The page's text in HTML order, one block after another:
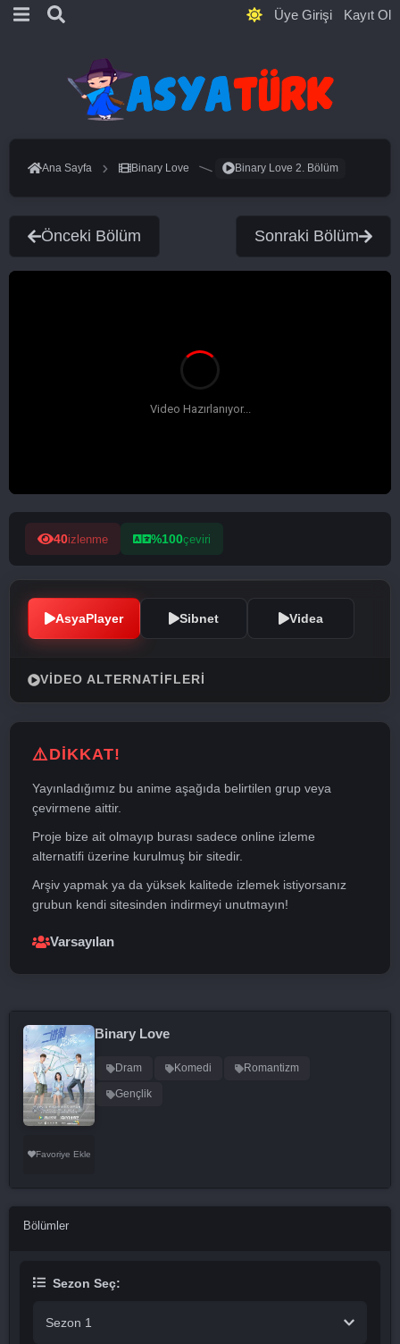
Üye Girişi Kayıt Ol
Ana Sayfa Binary Love Binary Love 2. Bölüm
Önceki Bölüm Sonraki Bölüm
40izlenme %100çeviri
AsyaPlayer Sibnet Videa
VIDEO ALTERNATIFLERI
DİKKAT!
Yayınladığımız bu anime aşağıda belirtilen grup veya
çevirmene aittir.
Proje bize ait olmayıp burası sadece online izleme
alternatifi üzerine kurulmuş bir sitedir.
Arşiv yapmak ya da yüksek kalitede izlemek istiyorsanız
grubun kendi sitesinden indirmeyi unutmayın!
Varsayılan
Favoriye Ekle
Binary Love
Dram Komedi Romantizm
Gençlik
Bölümler
Sezon Seç:
Sezon 1